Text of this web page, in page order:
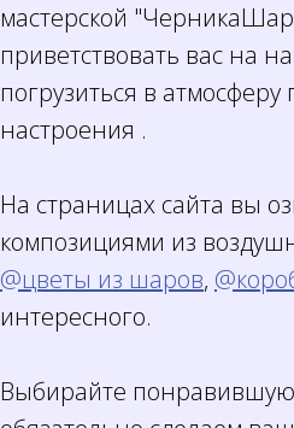
мастерской
приветствовать вас на
погрузиться в
настроения .
На страницах сайта вы
композициями из
@цветы из шаров,
интересного.
Выбирайте